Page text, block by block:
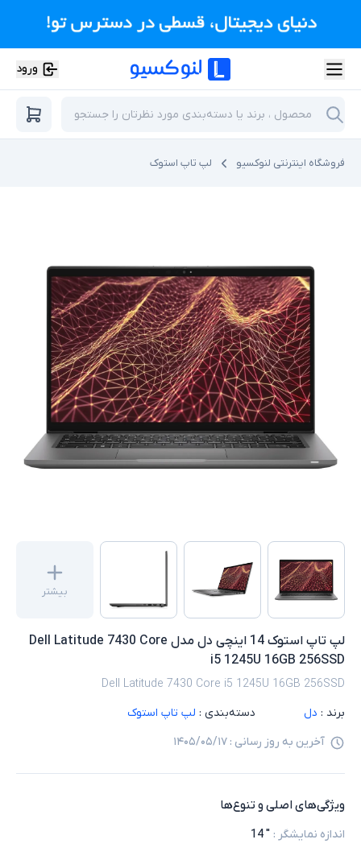
ورود
فروشگاه اینترنتی لنوکسیو لپ تاپ استوک
بیشتر
لپ تاپ استوک 14 اینچی دل مدل Dell Latitude 7430 Core
i5 1245U 16GB 256SSD
Dell Latitude 7430 Core i5 1245U 16GB 256SSD
برند : دل دسته‌بندی : لپ تاپ استوک
آخرین به روز رسانی : ۱۴۰۵/۰۵/۱۷
ویژگی‌های اصلی و تنوع‌ها
اندازه نمایشگر :
" 14